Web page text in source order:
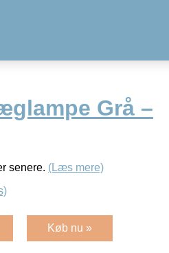
Grå –
senere. (Læs mere)
Køb nu »